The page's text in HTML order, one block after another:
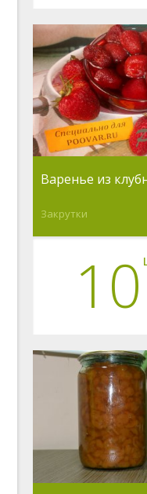
Варенье из
Закрутки
10